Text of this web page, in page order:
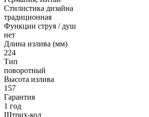
Стилистика дизайна
традиционная
Функции струя / душ
нет
Длина излива (мм)
224
Тип
поворотный
Высота излива
157
Гарантия
1 год
Штрих-код